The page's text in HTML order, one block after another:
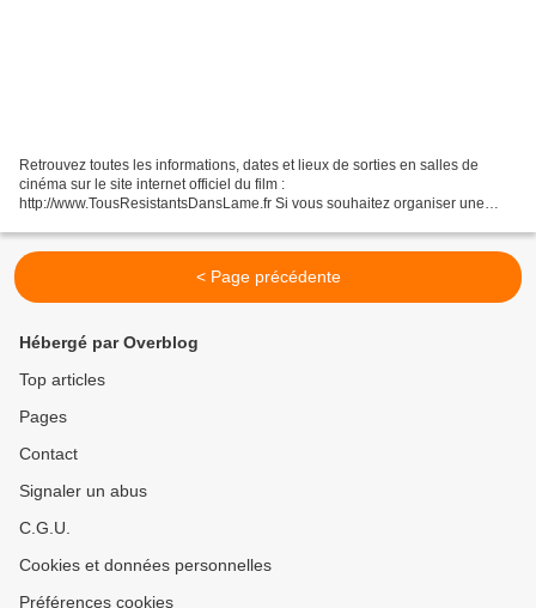
Retrouvez toutes les informations, dates et lieux de sorties en salles de
cinéma sur le site internet officiel du film :
http://www.TousResistantsDansLame.fr Si vous souhaitez organiser une
< Page précédente
Hébergé par Overblog
Top articles
Pages
Contact
Signaler un abus
C.G.U.
Cookies et données personnelles
Préférences cookies